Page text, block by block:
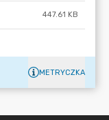
447.61 KB
METRYCZKA